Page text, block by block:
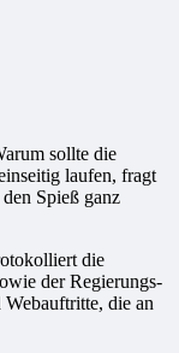
sollte die
laufen, fragt
Spieß ganz
die
der Regierungs-
die an